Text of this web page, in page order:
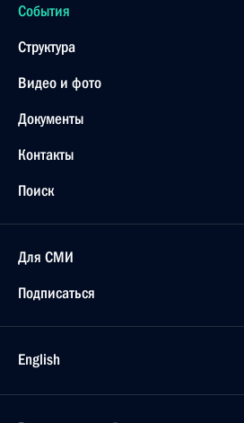
События
Структура
Видео и фото
Документы
Контакты
Поиск
Для СМИ
Подписаться
English